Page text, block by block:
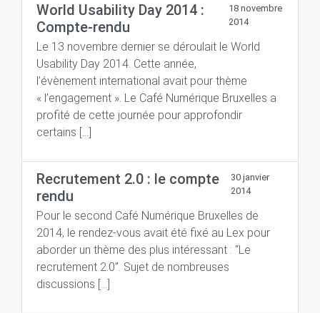
World Usability Day 2014 :
Compte-rendu
18 novembre
2014
Le 13 novembre dernier se déroulait le World
Usability Day 2014. Cette année,
l’évènement international avait pour thème
« l’engagement ». Le Café Numérique Bruxelles a
profité de cette journée pour approfondir
certains […]
Recrutement 2.0 : le compte
rendu
30 janvier
2014
Pour le second Café Numérique Bruxelles de
2014, le rendez-vous avait été fixé au Lex pour
aborder un thème des plus intéressant : “Le
recrutement 2.0”. Sujet de nombreuses
discussions […]